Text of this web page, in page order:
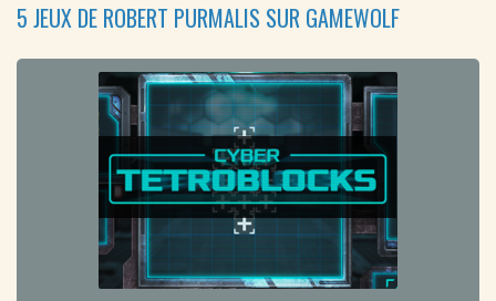
5 JEUX DE ROBERT PURMALIS SUR GAMEWOLF